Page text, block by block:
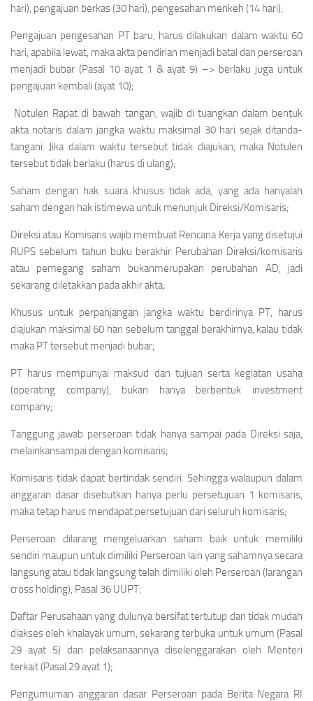
hari), pengajuan berkas (30 hari), pengesahan menkeh (14 hari);
Pengajuan pengesahan PT baru, harus dilakukan dalam waktu 60
hari, apabila lewat, maka akta pendirian menjadi batal dan perseroan
menjadi bubar (Pasal 10 ayat 1 & ayat 9) –> berlaku juga untuk
pengajuan kembali (ayat 10);
Notulen Rapat di bawah tangan, wajib di tuangkan dalam bentuk
akta notaris dalam jangka waktu maksimal 30 hari sejak ditanda-
tangani. Jika dalam waktu tersebut tidak diajukan, maka Notulen
tersebut tidak berlaku (harus di ulang);
Saham dengan hak suara khusus tidak ada, yang ada hanyalah
saham dengan hak istimewa untuk menunjuk Direksi/Komisaris;
Direksi atau Komisaris wajib membuat Rencana Kerja yang disetujui
RUPS sebelum tahun buku berakhir Perubahan Direksi/komisaris
atau pemegang saham bukanmerupakan perubahan AD, jadi
sekarang diletakkan pada akhir akta;
Khusus untuk perpanjangan jangka waktu berdirinya PT, harus
diajukan maksimal 60 hari sebelum tanggal berakhirnya, kalau tidak
maka PT tersebut menjadi bubar;
PT harus mempunyai maksud dan tujuan serta kegiatan usaha
(operating company), bukan hanya berbentuk investment
company;
Tanggung jawab perseroan tidak hanya sampai pada Direksi saja,
melainkansampai dengan komisaris;
Komisaris tidak dapat bertindak sendiri. Sehingga walaupun dalam
anggaran dasar disebutkan hanya perlu persetujuan 1 komisaris,
maka tetap harus mendapat persetujuan dari seluruh komisaris;
Perseroan dilarang mengeluarkan saham baik untuk memiliki
sendiri maupun untuk dimiliki Perseroan lain yang sahamnya secara
langsung atau tidak langsung telah dimiliki oleh Perseroan (larangan
cross holding), Pasal 36 UUPT;
Daftar Perusahaan yang dulunya bersifat tertutup dan tidak mudah
diakses oleh khalayak umum, sekarang terbuka untuk umum (Pasal
29 ayat 5) dan pelaksanaannya diselenggarakan oleh Menteri
terkait (Pasal 29 ayat 1);
Pengumuman anggaran dasar Perseroan pada Berita Negara RI